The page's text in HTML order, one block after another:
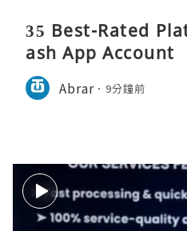
35 Best-Rated
ash App Account
Abrar 9分鐘前